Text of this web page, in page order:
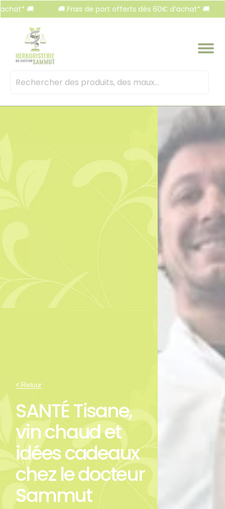
🚚 🚚 Frais de port offerts dès 60€ d’achat* 🚚
Mots
< Retour
SANTÉ Tisane,
vin chaud et
idées cadeaux
chez le docteur
Sammut
Panneau de gestion des cookies